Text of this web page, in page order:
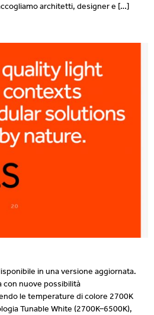
architetti, designer e […]
in una versione aggiornata.
con nuove possibilità
le temperature di colore 2700K
Tunable White (2700K–6500K),